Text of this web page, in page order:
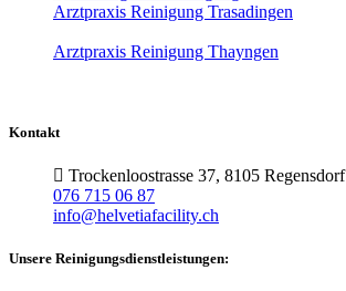
Arztpraxis Reinigung Trasadingen
Arztpraxis Reinigung Thayngen
Kontakt
Trockenloostrasse 37, 8105 Regensdorf
076 715 06 87
info@helvetiafacility.ch
Unsere Reinigungsdienstleistungen: